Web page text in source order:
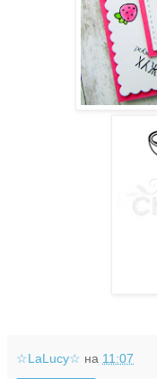
☆LaLucy☆ на 11:07